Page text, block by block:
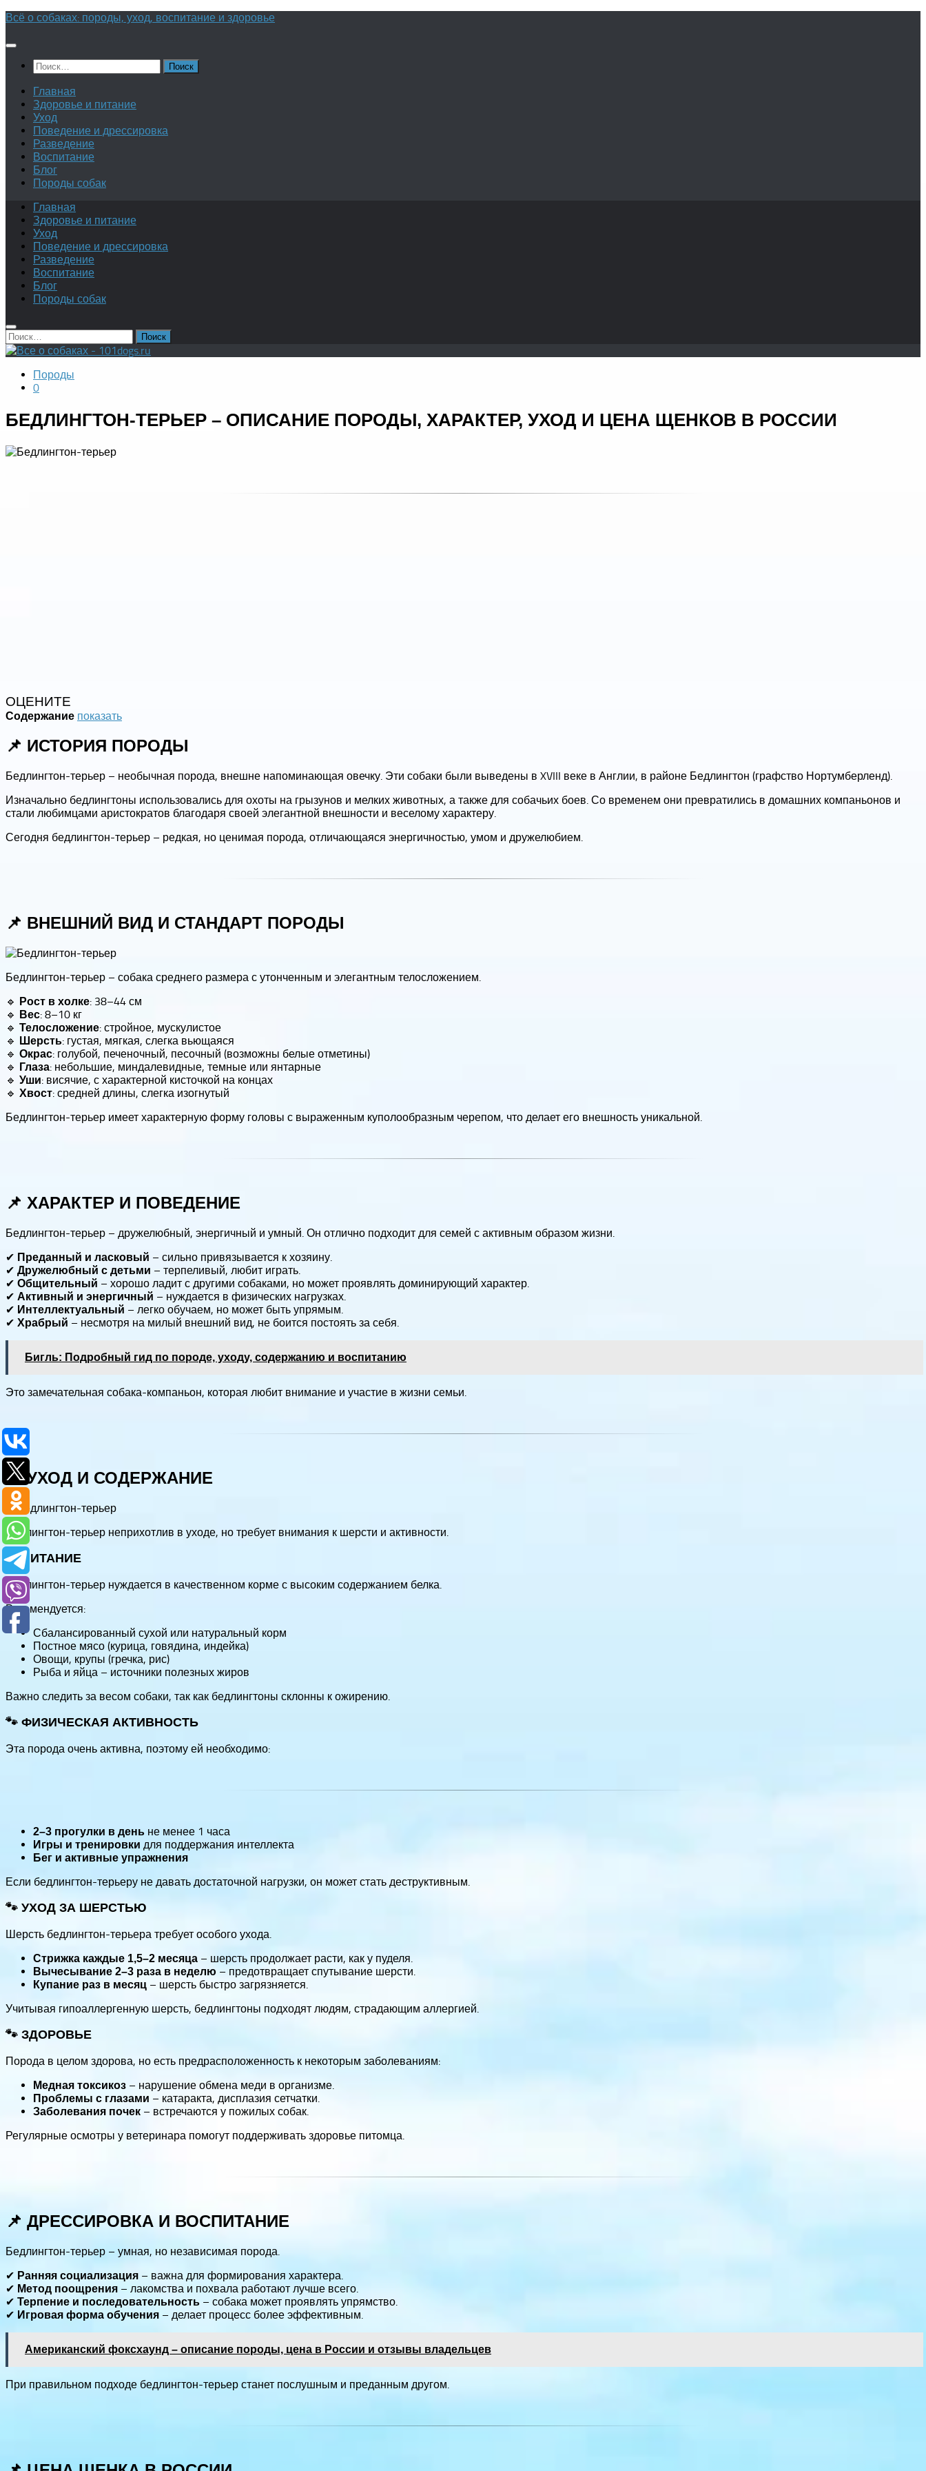
Перейти
содержимому
Всё о собаках: породы, уход, воспитание и здоровье
Найти:
Главная
Здоровье и питание
Уход
Поведение и дрессировка
Разведение
Воспитание
Блог
Породы собак
Главная
Здоровье и питание
Уход
Поведение и дрессировка
Разведение
Воспитание
Блог
Породы собак
Найти:
Породы
0
БЕДЛИНГТОН-ТЕРЬЕР – ОПИСАНИЕ ПОРОДЫ, ХАРАКТЕР, УХОД И ЦЕНА ЩЕНКОВ В РОССИИ
ОЦЕНИТЕ
Содержание показать
📌 ИСТОРИЯ ПОРОДЫ
Бедлингтон-терьер – необычная порода, внешне напоминающая овечку. Эти собаки были выведены в XVIII веке в Англии, в районе Бедлингтон (графство Нортумберленд).
Изначально бедлингтоны использовались для охоты на грызунов и мелких животных, а также для собачьих боев. Со временем они превратились в домашних компаньонов и
стали любимцами аристократов благодаря своей элегантной внешности и веселому характеру.
Сегодня бедлингтон-терьер – редкая, но ценимая порода, отличающаяся энергичностью, умом и дружелюбием.
📌 ВНЕШНИЙ ВИД И СТАНДАРТ ПОРОДЫ
Бедлингтон-терьер – собака среднего размера с утонченным и элегантным телосложением.
🔹
Рост в холке: 38–44 см
🔹
Вес: 8–10 кг
🔹 Телосложение: стройное, мускулистое
🔹
Шерсть: густая, мягкая, слегка вьющаяся
🔹 Окрас: голубой, печеночный, песочный (возможны белые отметины)
🔹
Глаза: небольшие, миндалевидные, темные или янтарные
🔹 Уши: висячие, с характерной кисточкой на концах
🔹 Хвост: средней длины, слегка изогнутый
Бедлингтон-терьер имеет характерную форму головы с выраженным куполообразным черепом, что делает его внешность уникальной.
📌 ХАРАКТЕР И ПОВЕДЕНИЕ
Бедлингтон-терьер – дружелюбный, энергичный и умный. Он отлично подходит для семей с активным образом жизни.
✔ Преданный и ласковый – сильно привязывается к хозяину.
✔ Дружелюбный с детьми – терпеливый, любит играть.
✔ Общительный – хорошо ладит с другими собаками, но может проявлять доминирующий характер.
✔ Активный и энергичный – нуждается в физических нагрузках.
✔ Интеллектуальный – легко обучаем, но может быть упрямым.
✔ Храбрый – несмотря на милый внешний вид, не боится постоять за себя.
Бигль: Подробный гид по породе, уходу, содержанию и воспитанию
Это замечательная собака-компаньон, которая любит внимание и участие в жизни семьи.
📌 УХОД И СОДЕРЖАНИЕ
Бедлингтон-терьер неприхотлив в уходе, но требует внимания к шерсти и активности.
🐾 ПИТАНИЕ
Бедлингтон-терьер нуждается в качественном корме с высоким содержанием белка.
Рекомендуется:
Сбалансированный сухой или натуральный корм
Постное мясо (курица, говядина, индейка)
Овощи, крупы (гречка, рис)
Рыба и яйца – источники полезных жиров
Важно следить за весом собаки, так как бедлингтоны склонны к ожирению.
🐾 ФИЗИЧЕСКАЯ АКТИВНОСТЬ
Эта порода очень активна, поэтому ей необходимо:
2–3 прогулки в день не менее 1 часа
Игры и тренировки для поддержания интеллекта
Бег и активные упражнения
Если бедлингтон-терьеру не давать достаточной нагрузки, он может стать деструктивным.
🐾 УХОД ЗА ШЕРСТЬЮ
Шерсть бедлингтон-терьера требует особого ухода.
Стрижка каждые 1,5–2 месяца – шерсть продолжает расти, как у пуделя.
Вычесывание 2–3 раза в неделю – предотвращает спутывание шерсти.
Купание раз в месяц – шерсть быстро загрязняется.
Учитывая гипоаллергенную шерсть, бедлингтоны подходят людям, страдающим аллергией.
🐾 ЗДОРОВЬЕ
Порода в целом здорова, но есть предрасположенность к некоторым заболеваниям:
Медная токсикоз – нарушение обмена меди в организме.
Проблемы с глазами – катаракта, дисплазия сетчатки.
Заболевания почек – встречаются у пожилых собак.
Регулярные осмотры у ветеринара помогут поддерживать здоровье питомца.
📌 ДРЕССИРОВКА И ВОСПИТАНИЕ
Бедлингтон-терьер – умная, но независимая порода.
✔ Ранняя социализация – важна для формирования характера.
✔ Метод поощрения – лакомства и похвала работают лучше всего.
✔ Терпение и последовательность – собака может проявлять упрямство.
✔ Игровая форма обучения – делает процесс более эффективным.
Американский фоксхаунд – описание породы, цена в России и отзывы владельцев
При правильном подходе бедлингтон-терьер станет послушным и преданным другом.